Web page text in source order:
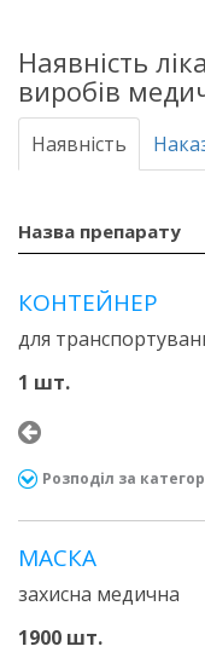
Наявність
виробів
Наявність
Назва препарату
КОНТЕЙНЕР
для
1 шт.
Розподіл за
МАСКА
захисна медична
1900 шт.